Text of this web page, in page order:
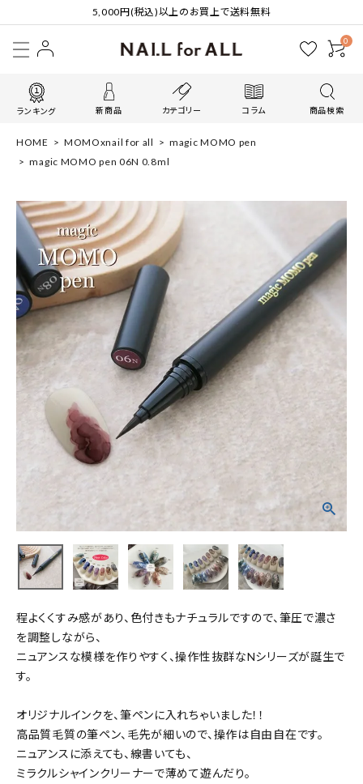
5,000円(税込)以上のお買上で送料無料
0
ランキング 新商品 カテゴリー コラム 商品検索
HOME MOMOxnail for all
magic MOMO pen
magic MOMO pen 06N 0.8ml
程よくくすみ感があり、色付きもナチュラルですので、筆圧で濃さ
を調整しながら、
ニュアンスな模様を作りやすく、操作性抜群なNシリーズが誕生で
す。
オリジナルインクを、筆ペンに入れちゃいました！！
高品質毛質の筆ペン、毛先が細いので、操作は自由自在です。
ニュアンスに添えても、線書いても、
ミラクルシャインクリーナーで薄めて遊んだり。